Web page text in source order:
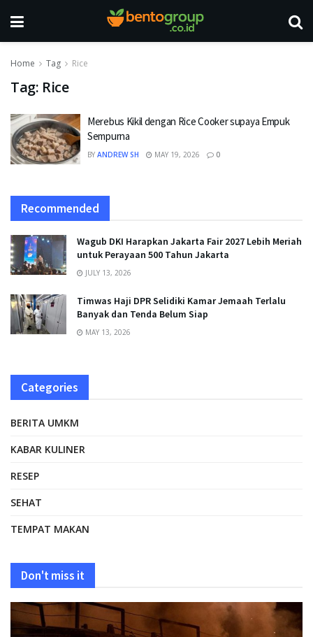
Home Tag Rice
Tag: Rice
Merebus Kikil dengan Rice Cooker supaya Empuk
Sempurna
BY ANDREW SH MAY 19, 2026 0
Recommended
Wagub DKI Harapkan Jakarta Fair 2027 Lebih Meriah
untuk Perayaan 500 Tahun Jakarta
JULY 13, 2026
Timwas Haji DPR Selidiki Kamar Jemaah Terlalu
Banyak dan Tenda Belum Siap
MAY 13, 2026
Categories
BERITA UMKM
KABAR KULINER
RESEP
SEHAT
TEMPAT MAKAN
Don't miss it